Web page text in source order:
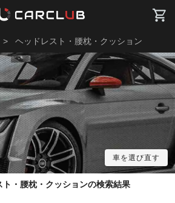
> ヘッドレスト・腰枕・クッション
車を選び直す
・腰枕・クッションの検索結果